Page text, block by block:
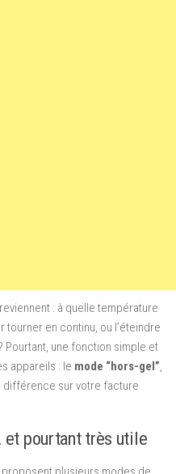
: à quelle température
en continu, ou l’éteindre
Pourtant, une fonction simple et
appareils : le mode “hors-gel”,
différence sur votre facture
et pourtant très utile